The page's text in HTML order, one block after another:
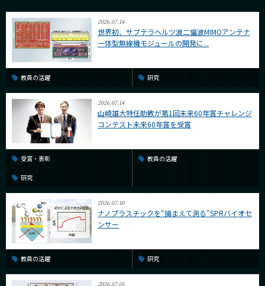
2026.07.14
世界初、サブテラヘルツ波二偏波MIMOアンテナ
一体型無線機モジュールの開発に...
教員の活躍 研究
2026.07.14
山崎雄大特任助教が第1回未来60年賞チャレンジ
コンテスト未来60年賞を受賞
受賞・表彰 教員の活躍
研究
2026.07.10
ナノプラスチックを“捕まえて測る”SPRバイオセ
ンサー
教員の活躍 研究
2026.07.01